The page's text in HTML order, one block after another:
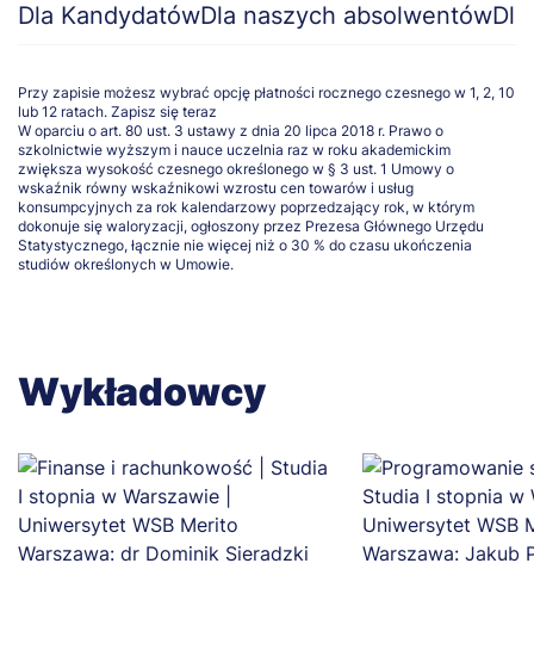
Dla KandydatówDla naszych absolwentów
Przy zapisie możesz wybrać opcję płatności rocznego czesnego w 1, 2, 10
lub 12 ratach. Zapisz się teraz
W oparciu o art. 80 ust. 3 ustawy z dnia 20 lipca 2018 r. Prawo o
szkolnictwie wyższym i nauce uczelnia raz w roku akademickim
zwiększa wysokość czesnego określonego w § 3 ust. 1 Umowy o
wskaźnik równy wskaźnikowi wzrostu cen towarów i usług
konsumpcyjnych za rok kalendarzowy poprzedzający rok, w którym
dokonuje się waloryzacji, ogłoszony przez Prezesa Głównego Urzędu
Statystycznego, łącznie nie więcej niż o 30 % do czasu ukończenia
studiów określonych w Umowie.
Wykładowcy